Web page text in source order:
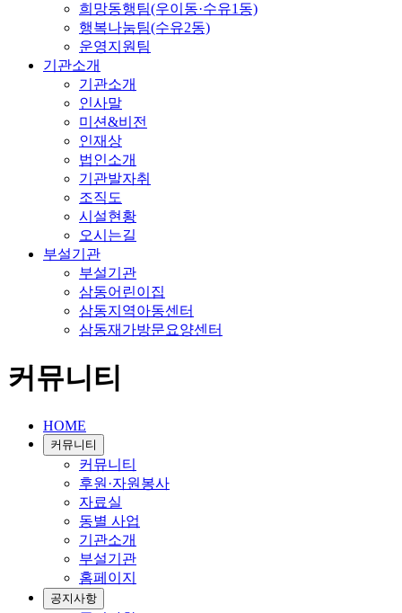
희망동행팀(우이동·수유1동)
행복나눔팀(수유2동)
운영지원팀
기관소개
기관소개
인사말
미션&비전
인재상
법인소개
기관발자취
조직도
시설현황
오시는길
부설기관
부설기관
삼동어린이집
삼동지역아동센터
삼동재가방문요양센터
커뮤니티
HOME
커뮤니티
커뮤니티
후원·자원봉사
자료실
동별 사업
기관소개
부설기관
홈페이지
공지사항